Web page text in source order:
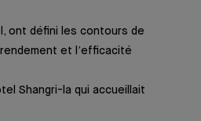
ont défini les contours de
et l’efficacité
Shangri-la qui accueillait